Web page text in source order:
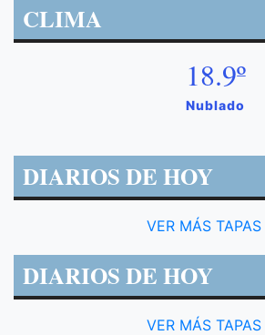
CLIMA
18.9º
Nublado
DIARIOS DE HOY
VER MÁS TAPAS
DIARIOS DE HOY
VER MÁS TAPAS